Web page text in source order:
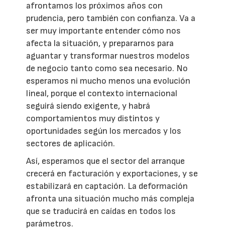
afrontamos los próximos años con
prudencia, pero también con confianza. Va a
ser muy importante entender cómo nos
afecta la situación, y prepararnos para
aguantar y transformar nuestros modelos
de negocio tanto como sea necesario. No
esperamos ni mucho menos una evolución
lineal, porque el contexto internacional
seguirá siendo exigente, y habrá
comportamientos muy distintos y
oportunidades según los mercados y los
sectores de aplicación.
Así, esperamos que el sector del arranque
crecerá en facturación y exportaciones, y se
estabilizará en captación. La deformación
afronta una situación mucho más compleja
que se traducirá en caídas en todos los
parámetros.